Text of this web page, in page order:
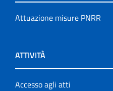
Attuazione misure PNRR
ATTIVITÀ
Accesso agli atti